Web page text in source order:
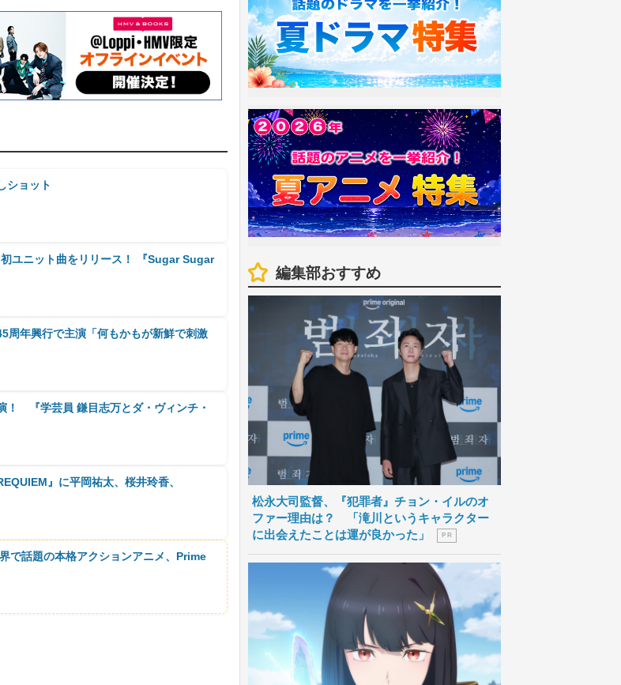
ショット
ユニット曲をリリース！ 『Sugar Sugar
年興行で主演「何もかもが新鮮で刺激
！ 『学芸員 鎌目志万とダ・ヴィンチ・
』に平岡祐太、桜井玲香、
で話題の本格アクションアニメ、Prime
編集部おすすめ
松永大司監督、『犯罪者』チョン・イルのオ
ファー理由は？ 「滝川というキャラクター
に出会えたことは運が良かった」
P R